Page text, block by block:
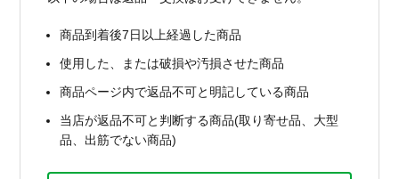
商品到着後7日以上経過した商品
使用した、または破損や汚損させた商品
商品ページ内で返品不可と明記している商品
当店が返品不可と判断する商品(取り寄せ品、大型
品、出筋でない商品)